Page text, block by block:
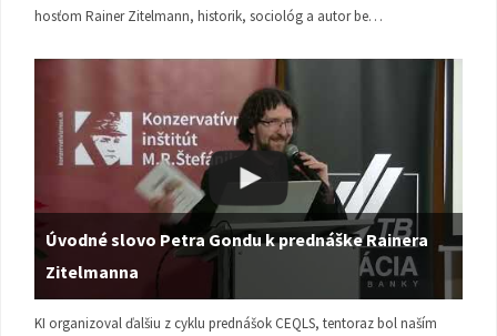
hosťom Rainer Zitelmann, historik, sociológ a autor be…
Úvodné slovo Petra Gondu k prednáške Rainera
Zitelmanna
KI organizoval ďalšiu z cyklu prednášok CEQLS, tentoraz bol naším